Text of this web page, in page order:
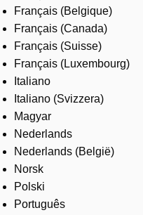
Français (Belgique)
Français (Canada)
Français (Suisse)
Français (Luxembourg)
Italiano
Italiano (Svizzera)
Magyar
Nederlands
Nederlands (België)
Norsk
Polski
Português